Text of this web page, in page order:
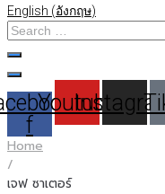
English (อังกฤษ)
Search
…
f
Youtube
Home
/
เจฟ ซาเตอร์